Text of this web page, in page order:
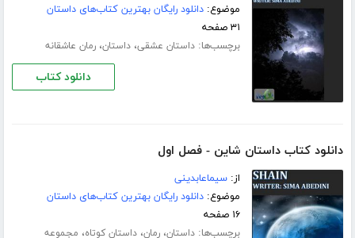
موضوع:دانلود رایگان بهترین کتاب‌های داستان
۳۱ صفحه
برچسب‌ها:داستان عشقی،داستان،رمان عاشقانه
دانلود کتاب
دانلود کتاب داستان شاین - فصل اول
از:سیماعابدینی
موضوع:دانلود رایگان بهترین کتاب‌های داستان
۱۶ صفحه
برچسب‌ها:داستان،رمان،داستان کوتاه، مجموعه